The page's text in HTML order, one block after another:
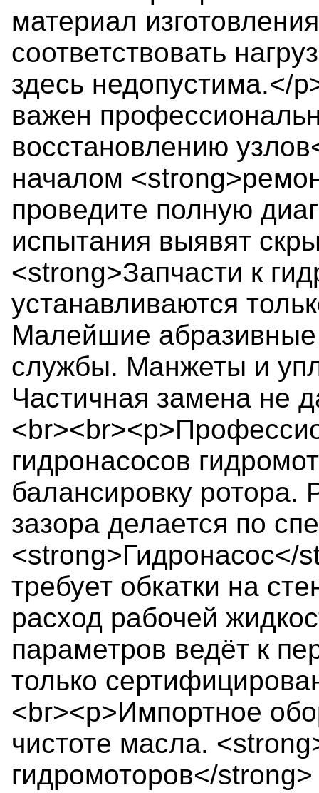
материал
соответствовать
здесь недопустима.</
важен
восстановлению
началом
проведите полную
испытания выявят
<strong>Запчасти к
устанавливаются
Малейшие абразивные
службы. Манжеты и
Частичная замена не
гидронасосов
балансировку ротора.
зазора делается по
<strong>Гидронасос</
требует обкатки на
расход рабочей
параметров ведёт к
только
<br><p>Импортное
чистоте масла.
гидромоторов</